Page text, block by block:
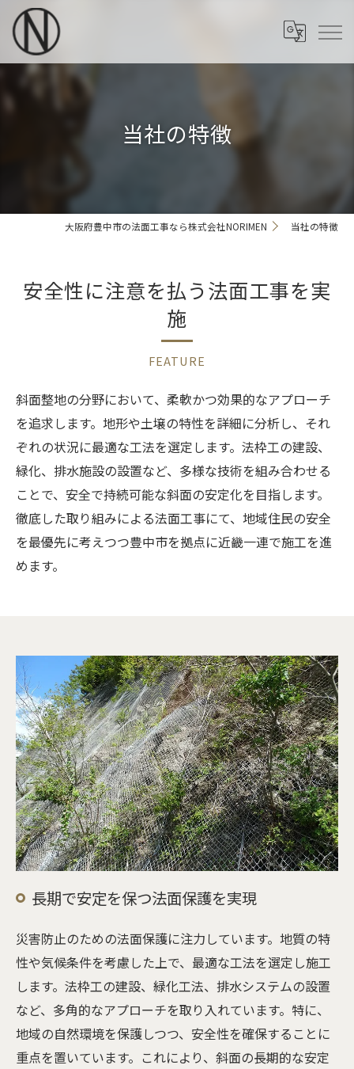
当社の特徴
大阪府豊中市の法面工事なら株式会社NORIMEN 当社の特徴
安全性に注意を払う法面工事を実
施
FEATURE
斜面整地の分野において、柔軟かつ効果的なアプローチ
を追求します。地形や土壌の特性を詳細に分析し、それ
ぞれの状況に最適な工法を選定します。法枠工の建設、
緑化、排水施設の設置など、多様な技術を組み合わせる
ことで、安全で持続可能な斜面の安定化を目指します。
徹底した取り組みによる法面工事にて、地域住民の安全
を最優先に考えつつ豊中市を拠点に近畿一連で施工を進
めます。
長期で安定を保つ法面保護を実現
災害防止のための法面保護に注力しています。地質の特
性や気候条件を考慮した上で、最適な工法を選定し施工
します。法枠工の建設、緑化工法、排水システムの設置
など、多角的なアプローチを取り入れています。特に、
地域の自然環境を保護しつつ、安全性を確保することに
重点を置いています。これにより、斜面の長期的な安定